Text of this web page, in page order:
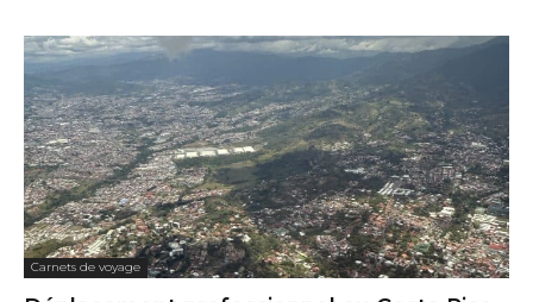
Carnets de voyage